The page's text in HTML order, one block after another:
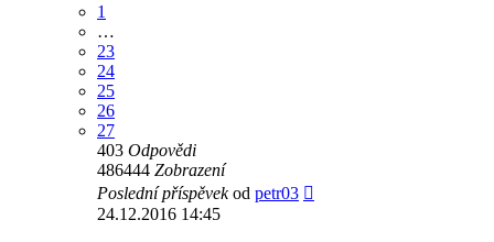
1
…
23
24
25
26
27
403 Odpovědi
486444 Zobrazení
Poslední příspěvekod petr03
24.12.2016 14:45